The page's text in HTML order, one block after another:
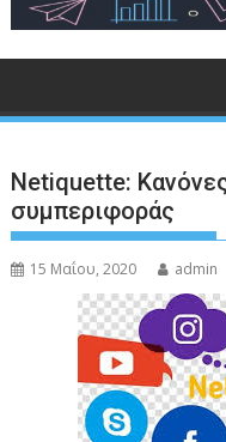
Netiquette:
συμπεριφοράς
15 Μαΐου, 2020 admin